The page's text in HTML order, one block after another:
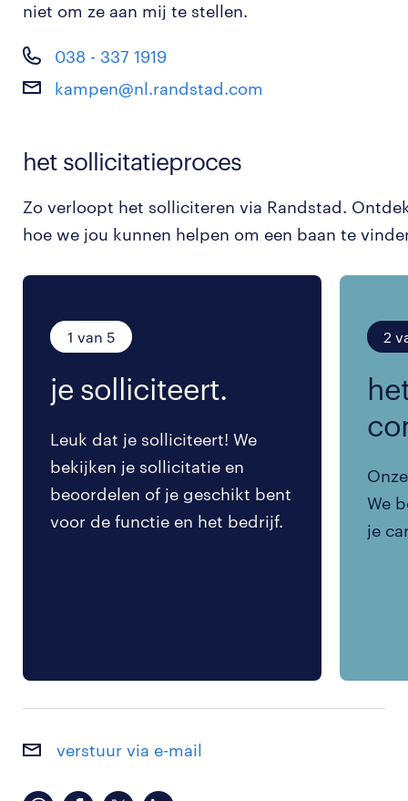
niet om ze aan mij te stellen.
038 - 337 1919
kampen@nl.randstad.com
het sollicitatieproces
Zo verloopt het solliciteren via Randstad.
hoe we jou kunnen helpen om een baan te
1 van 5
je solliciteert.
Leuk dat je solliciteert! We
bekijken je sollicitatie en
beoordelen of je geschikt bent
voor de functie en het bedrijf.
2
We
je
verstuur via e-mail